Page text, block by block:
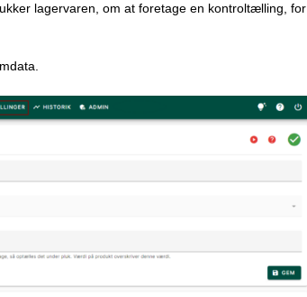
lagervaren, om at foretage en kontroltælling, for